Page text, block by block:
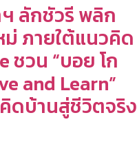
ลักชัวรี พลิก
ม่ ภายใต้แนวคิด
ชวน “บอย โก
and Learn”
ดบ้านสู่ชีวิตจริง